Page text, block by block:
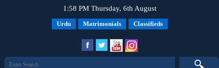
1:58 PM Thursday, 6th August
Urdu Matrimonials Classifieds